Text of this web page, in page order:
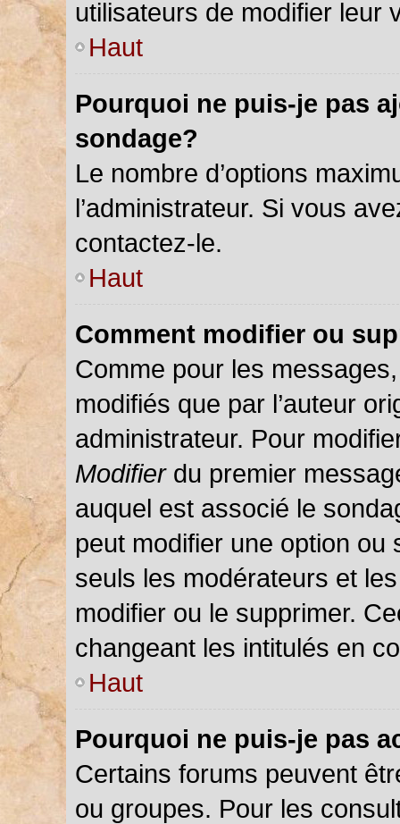
utilisateurs de modifier leur
Haut
Pourquoi ne puis-je pas
sondage?
Le nombre d’options
l’administrateur. Si vous
contactez-le.
Haut
Comment modifier ou
Comme pour les
modifiés que par l’auteur
administrateur. Pour
Modifierdu premier
auquel est associé le
peut modifier une option ou
seuls les modérateurs et
modifier ou le supprimer.
changeant les intitulés en
Haut
Pourquoi ne puis-je pas
Certains forums peuvent
ou groupes. Pour les